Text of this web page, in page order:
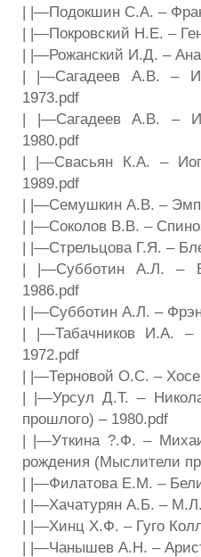
| |—Подокшин C.A. –
| |—Покровский H.E. –
| |—Рожанский И.Д. –
| |—Сагадеев А.В. –
1973.pdf
| |—Сагадеев А.В. –
1980.pdf
| |—Свасьян К.А. –
1989.pdf
| |—Семушкин А.В. –
| |—Соколов В.В. –
| |—Стрельцова Г.Я. –
| |—Субботин A.Л. –
1986.pdf
| |—Субботин А.Л. –
| |—Табачников И.А. –
1972.pdf
| |—Терновой О.С. –
| |—Урсул Д.Т. –
прошлого) – 1980.pdf
| |—Уткина ?.Ф. –
рождения (Мыслители
| |—Филатова E.М. –
| |—Хачатурян А.Б. –
| |—Хинц X.Ф. – Гуго
| |—Чанышев А.Н. –